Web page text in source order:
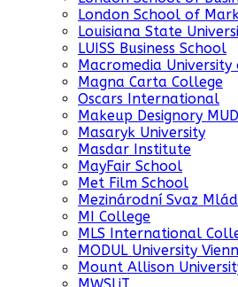
London School of
Louisiana State
LUISS Business School
Macromedia University
Magna Carta College
Oscars International
Makeup Designory MUD
Masaryk University
Masdar Institute
MayFair School
Met Film School
Mezinárodní Svaz
MI College
MLS International
MODUL University
Mount Allison